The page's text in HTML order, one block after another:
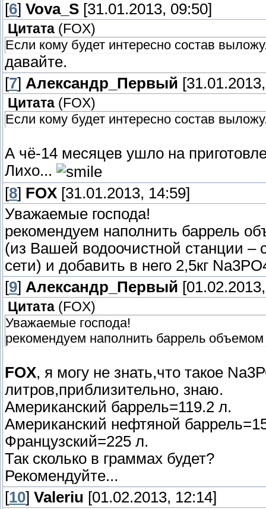
[6] Vova_S [31.01.2013, 09:50]
Цитата ( FOX)
Если кому будет интересно состав
давайте.
[7] Александр_Первый
Цитата ( FOX)
Если кому будет интересно состав
А чё-14 месяцев ушло на
Лихо...
[8] FOX [31.01.2013, 14:59]
Уважаемые господа!
рекомендуем наполнить баррель
(из Вашей водоочистной станции –
сети) и добавить в него 2,5кг
[9] Александр_Первый
Цитата ( FOX)
Уважаемые господа!
рекомендуем наполнить баррель
FOX, я могу не знать,что такое
литров,приблизительно, знаю.
Американский баррель=119.2 л.
Американский нефтяной
Французский=225 л.
Так сколько в граммах будет?
Рекомендуйте...
[10] Valeriu [01.02.2013, 12:14]